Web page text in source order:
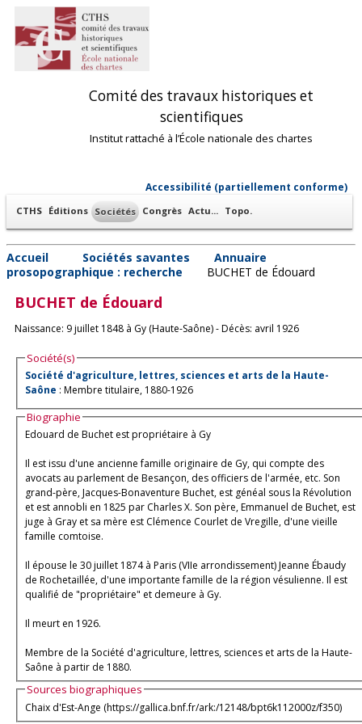
Comité des travaux historiques et
scientifiques
Institut rattaché à l’École nationale des chartes
Accessibilité (partiellement conforme)
CTHS Éditions Sociétés Congrès Actu... Topo.
Accueil Sociétés savantes
Annuaire
prosopographique : recherche
BUCHET de Édouard
BUCHET de Édouard
Naissance: 9 juillet 1848 à Gy (Haute-Saône) - Décès: avril 1926
Société(s)
Société d'agriculture, lettres, sciences et arts de la Haute-
Saône : Membre titulaire, 1880-1926
Biographie
Edouard de Buchet est propriétaire à Gy
Il est issu d'une ancienne famille originaire de Gy, qui compte des
avocats au parlement de Besançon, des officiers de l'armée, etc. Son
grand-père, Jacques-Bonaventure Buchet, est généal sous la Révolution
et est annobli en 1825 par Charles X. Son père, Emmanuel de Buchet, est
juge à Gray et sa mère est Clémence Courlet de Vregille, d'une vieille
famille comtoise.
Il épouse le 30 juillet 1874 à Paris (VIIe arrondissement) Jeanne Ébaudy
de Rochetaillée, d'une importante famille de la région vésulienne. Il est
qualifié de "propriétaire" et demeure à Gy.
Il meurt en 1926.
Membre de la Société d'agriculture, lettres, sciences et arts de la Haute-
Saône à partir de 1880.
Sources biographiques
Chaix d'Est-Ange (https://gallica.bnf.fr/ark:/12148/bpt6k112000z/f350)